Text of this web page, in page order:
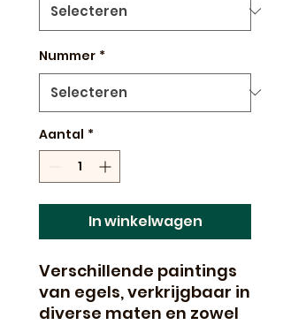
Nummer *
Aantal *
In winkelwagen
Verschillende paintings
van egels, verkrijgbaar in
diverse maten en zowel